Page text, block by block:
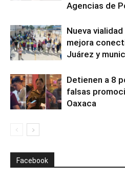
Agencias de
Nueva
mejora
Juárez y
Detienen a 8
falsas
Oaxaca
Facebook